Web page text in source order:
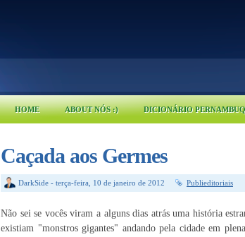
HOME ABOUT NÓS :) DICIONÁRIO
Caçada aos Germes
DarkSide - terça-feira, 10 de janeiro de 2012 Publieditoriais
Não sei se vocês viram a alguns dias atrás uma história
existiam "monstros gigantes" andando pela cidade em